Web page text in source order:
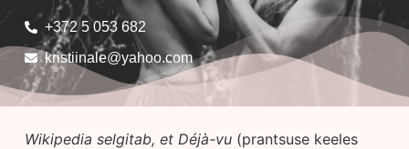
+372 5 053 682
kristiinale@yahoo.com
Wikipedia selgitab, et Déjà-vu(prantsuse keeles